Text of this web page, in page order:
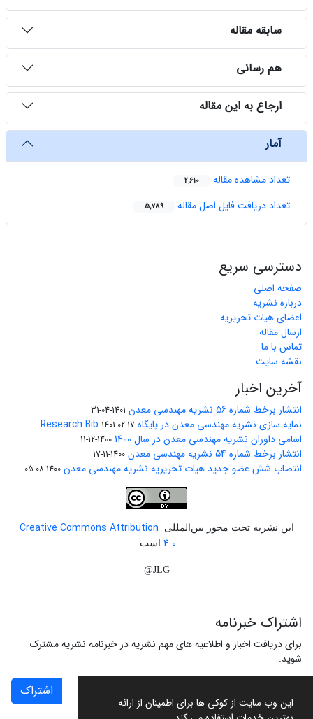
این وب سایت از کوکی ها برای اطمینان از ارائه
سابقه مقاله
هم رسانی
ارجاع به این مقاله
آمار
تعداد مشاهده مقاله 2,610
تعداد دریافت فایل اصل مقاله 5,789
دسترسی سریع
صفحه اصلی
درباره نشریه
اعضای هیات تحریریه
ارسال مقاله
تماس با ما
نقشه سایت
آخرین اخبار
انتشار برخط شماره 56 نشریه مهندسی معدن 1401-04-31
نمایه سازی نشریه مهندسی معدن در پایگاه Research Bib 1401-02-17
اسامی داوران نشریه مهندسی معدن در سال 1400 1400-12-11
انتشار برخط شماره 54 نشریه مهندسی معدن 1400-11-17
انتصاب شش عضو جدید هیات تحریریه نشریه مهندسی معدن 1400-08-05
این نشریه تحت مجوز بین‌المللی
Creative Commons Attribution
4.0 است.
JLG@
اشتراک خبرنامه
برای دریافت اخبار و اطلاعیه های مهم نشریه در خبرنامه نشریه مشترک
شوید.
اشتراک